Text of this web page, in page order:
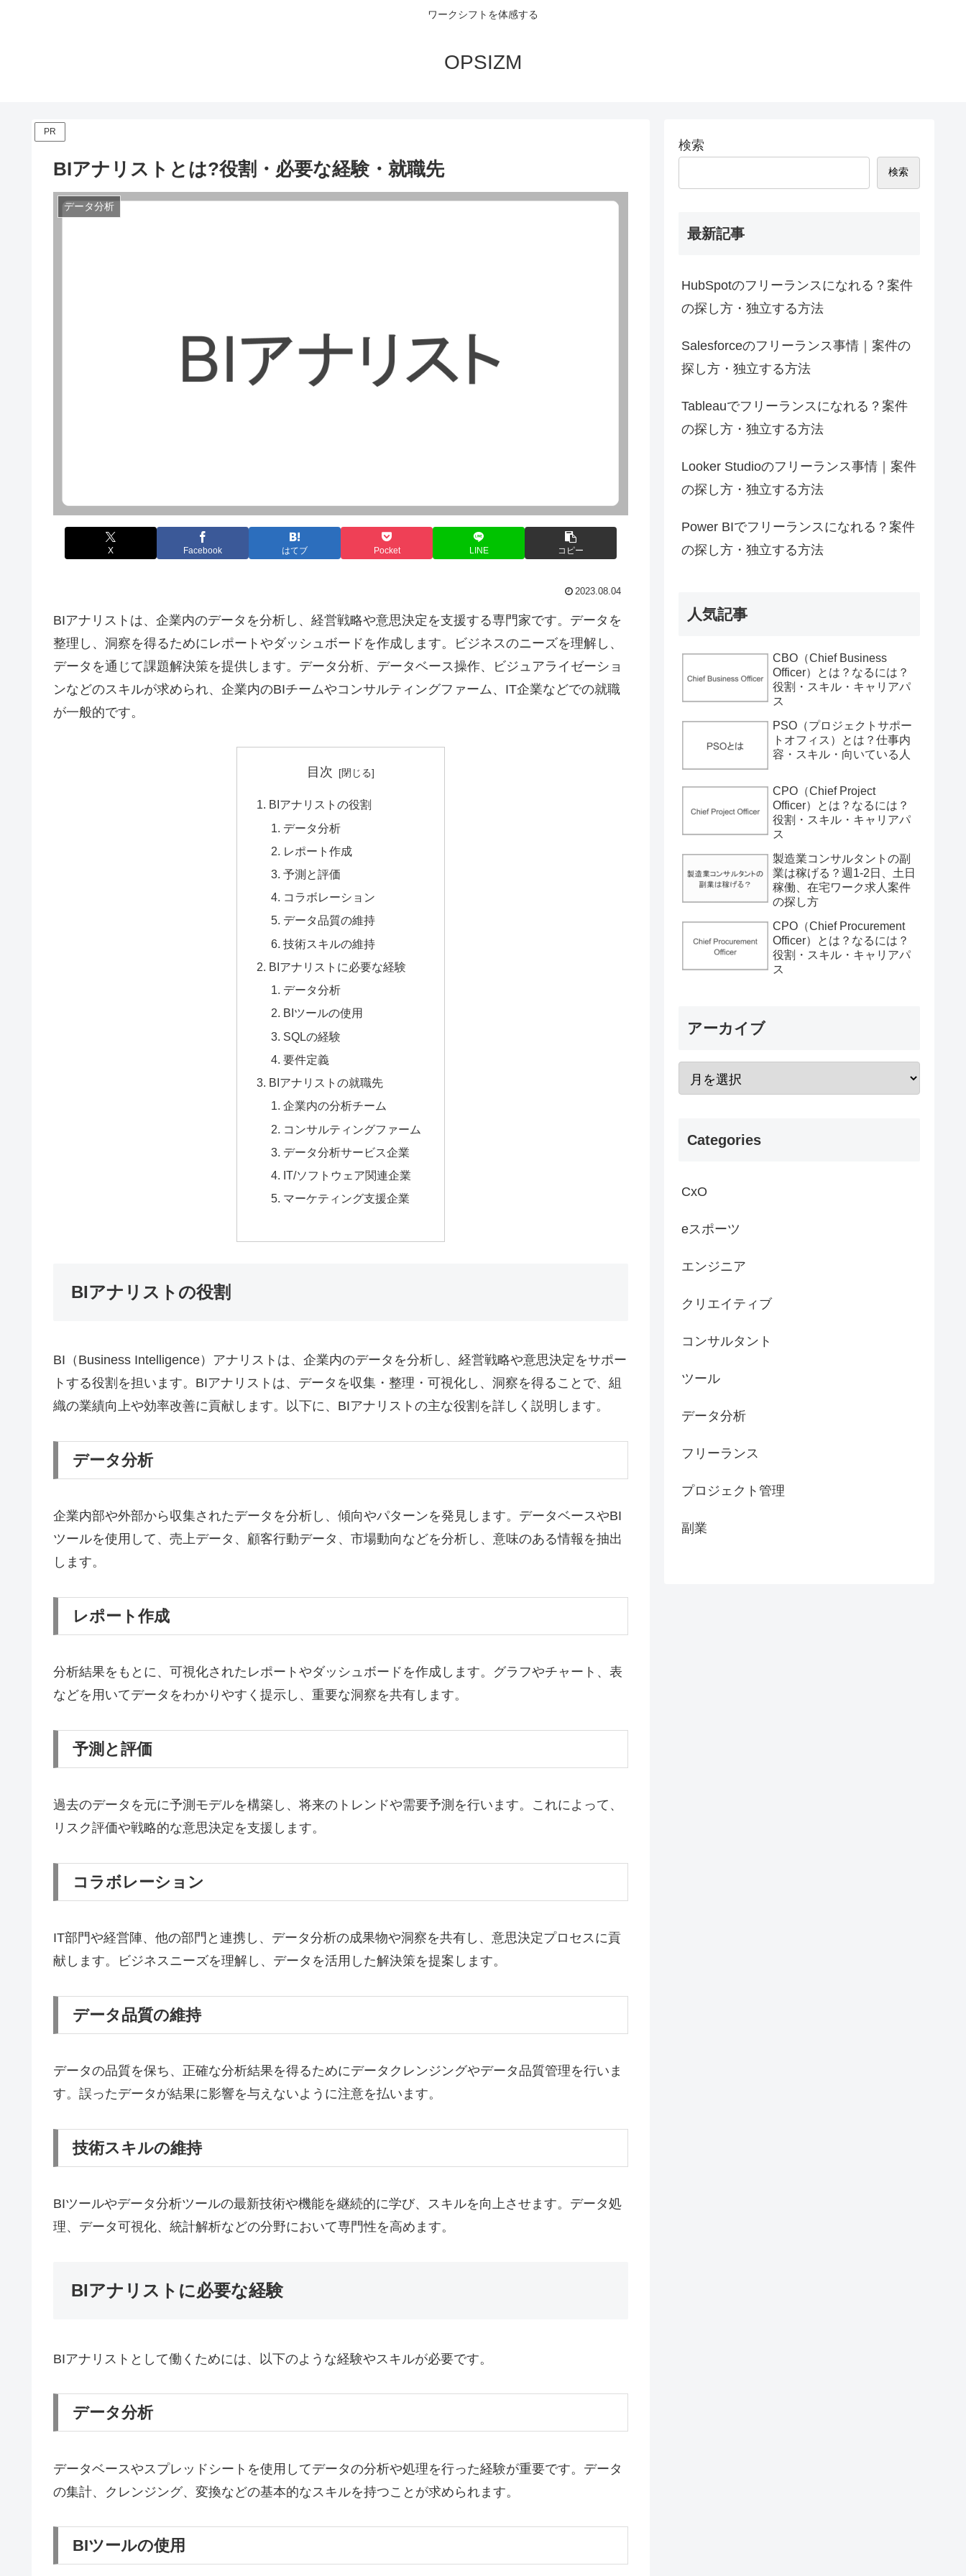
ワークシフトを体感する
OPSIZM
PR
BIアナリストとは?役割・必要な経験・就職先
データ分析
X Facebook はてブ Pocket LINE コピー
2023.08.04
BIアナリストは、企業内のデータを分析し、経営戦略や意思決定を支援する専門家です。データを
整理し、洞察を得るためにレポートやダッシュボードを作成します。ビジネスのニーズを理解し、
データを通じて課題解決策を提供します。データ分析、データベース操作、ビジュアライゼーショ
ンなどのスキルが求められ、企業内のBIチームやコンサルティングファーム、IT企業などでの就職
が一般的です。
目次
BIアナリストの役割
データ分析
レポート作成
予測と評価
コラボレーション
データ品質の維持
技術スキルの維持
BIアナリストに必要な経験
データ分析
BIツールの使用
SQLの経験
要件定義
BIアナリストの就職先
企業内の分析チーム
コンサルティングファーム
データ分析サービス企業
IT/ソフトウェア関連企業
マーケティング支援企業
BIアナリストの役割
BI（Business Intelligence）アナリストは、企業内のデータを分析し、経営戦略や意思決定をサポー
トする役割を担います。BIアナリストは、データを収集・整理・可視化し、洞察を得ることで、組
織の業績向上や効率改善に貢献します。以下に、BIアナリストの主な役割を詳しく説明します。
データ分析
企業内部や外部から収集されたデータを分析し、傾向やパターンを発見します。データベースやBI
ツールを使用して、売上データ、顧客行動データ、市場動向などを分析し、意味のある情報を抽出
します。
レポート作成
分析結果をもとに、可視化されたレポートやダッシュボードを作成します。グラフやチャート、表
などを用いてデータをわかりやすく提示し、重要な洞察を共有します。
予測と評価
過去のデータを元に予測モデルを構築し、将来のトレンドや需要予測を行います。これによって、
リスク評価や戦略的な意思決定を支援します。
コラボレーション
IT部門や経営陣、他の部門と連携し、データ分析の成果物や洞察を共有し、意思決定プロセスに貢
献します。ビジネスニーズを理解し、データを活用した解決策を提案します。
データ品質の維持
データの品質を保ち、正確な分析結果を得るためにデータクレンジングやデータ品質管理を行いま
す。誤ったデータが結果に影響を与えないように注意を払います。
技術スキルの維持
BIツールやデータ分析ツールの最新技術や機能を継続的に学び、スキルを向上させます。データ処
理、データ可視化、統計解析などの分野において専門性を高めます。
BIアナリストに必要な経験
BIアナリストとして働くためには、以下のような経験やスキルが必要です。
データ分析
データベースやスプレッドシートを使用してデータの分析や処理を行った経験が重要です。データ
の集計、クレンジング、変換などの基本的なスキルを持つことが求められます。
BIツールの使用
検索
検索
最新記事
HubSpotのフリーランスになれる？案件
の探し方・独立する方法
Salesforceのフリーランス事情｜案件の
探し方・独立する方法
Tableauでフリーランスになれる？案件
の探し方・独立する方法
Looker Studioのフリーランス事情｜案件
の探し方・独立する方法
Power BIでフリーランスになれる？案件
の探し方・独立する方法
人気記事
CBO（Chief Business
Officer）とは？なるには？
役割・スキル・キャリアパ
ス
PSO（プロジェクトサポー
トオフィス）とは？仕事内
容・スキル・向いている人
CPO（Chief Project
Officer）とは？なるには？
役割・スキル・キャリアパ
ス
製造業コンサルタントの副
業は稼げる？週1-2日、土日
稼働、在宅ワーク求人案件
の探し方
CPO（Chief Procurement
Officer）とは？なるには？
役割・スキル・キャリアパ
ス
アーカイブ
Categories
CxO
eスポーツ
エンジニア
クリエイティブ
コンサルタント
ツール
データ分析
フリーランス
プロジェクト管理
副業